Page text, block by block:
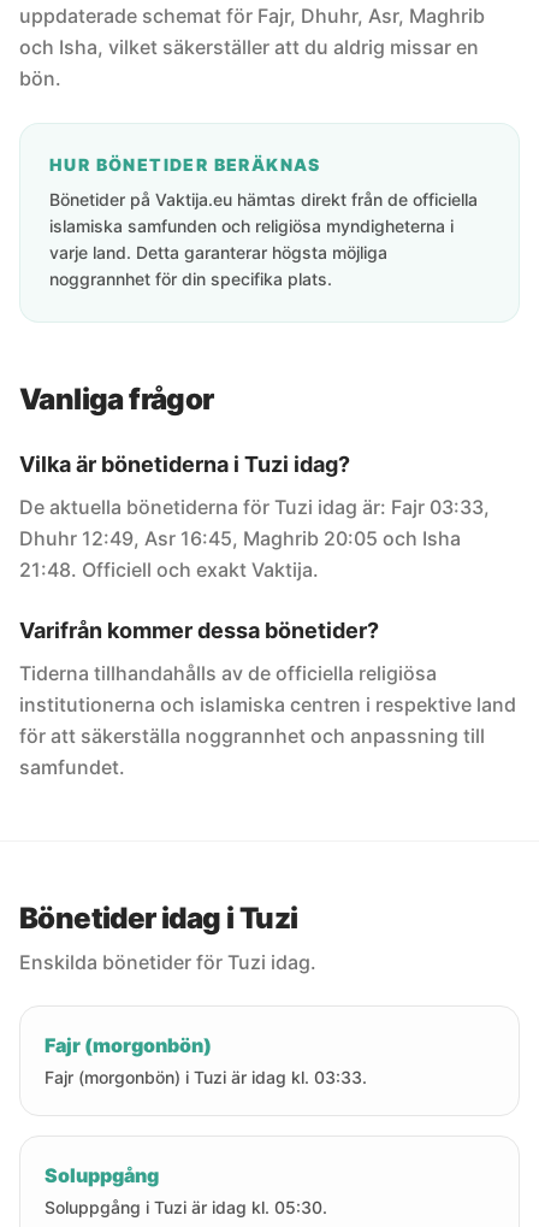
uppdaterade schemat för Fajr, Dhuhr, Asr, Maghrib
och Isha, vilket säkerställer att du aldrig missar en
bön.
HUR BÖNETIDER BERÄKNAS
Bönetider på Vaktija.eu hämtas direkt från de officiella
islamiska samfunden och religiösa myndigheterna i
varje land. Detta garanterar högsta möjliga
noggrannhet för din specifika plats.
Vanliga frågor
Vilka är bönetiderna i Tuzi idag?
De aktuella bönetiderna för Tuzi idag är: Fajr 03:33,
Dhuhr 12:49, Asr 16:45, Maghrib 20:05 och Isha
21:48. Officiell och exakt Vaktija.
Varifrån kommer dessa bönetider?
Tiderna tillhandahålls av de officiella religiösa
institutionerna och islamiska centren i respektive land
för att säkerställa noggrannhet och anpassning till
samfundet.
Bönetider idag i Tuzi
Enskilda bönetider för Tuzi idag.
Fajr (morgonbön)
Fajr (morgonbön) i Tuzi är idag kl. 03:33.
Soluppgång
Soluppgång i Tuzi är idag kl. 05:30.